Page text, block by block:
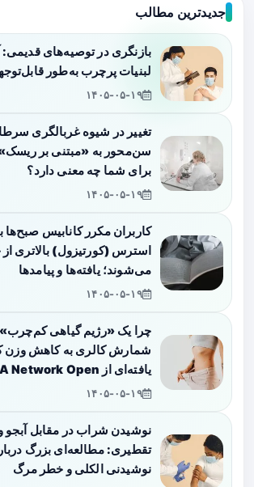
جدیدترین مطالب
بازنگری در توصیه‌های
لبنیات پرچرب به‌طور
۱۴۰۵-۰۵-۱۹
تغییر در شیوه غربالگری
سن‌محور به «مبتنی بر
برای شما چه معنی دارد؟
۱۴۰۵-۰۵-۱۹
کاربران مکرر کانابیس صبح‌ها
استرس (کورتیزول) بالاتری از
می‌شوند؛ یافته‌ها و پیامدها
۱۴۰۵-۰۵-۱۹
چرا یک «رژیم گیاهی کم‌چرب»
شمارش کالری به کاهش وزن
یافته‌ای از JAMA Network Open
۱۴۰۵-۰۵-۱۹
نوشیدن شراب در مقابل آبجو
تقطیری: مطالعه‌ای بزرگ
نوشیدنی الکلی و خطر مرگ